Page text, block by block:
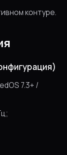
контуре.
7.3+ /